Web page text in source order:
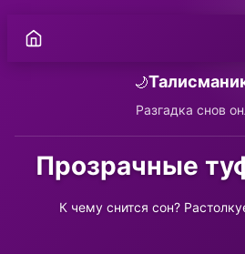
🌙
Разгадка снов
Прозрачные
К чему снится сон?